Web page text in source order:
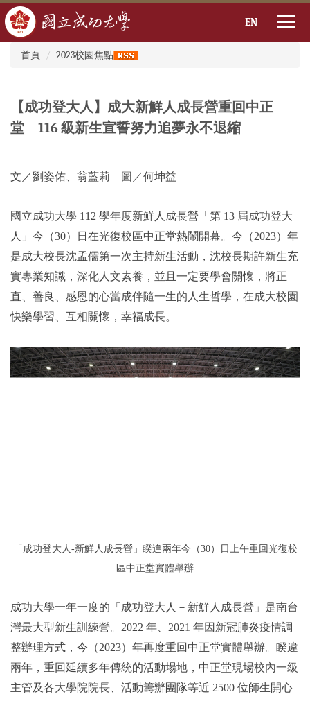
容
區
EN
:::
首頁
2023校園焦點
【成功登大人】成大新鮮人成長營重回中正
堂 116 級新生宣誓努力追夢永不退縮
文／劉姿佑、翁藍莉 圖／何坤益
國立成功大學 112 學年度新鮮人成長營「第 13 屆成功登大
人」今（30）日在光復校區中正堂熱鬧開幕。今（2023）年
是成大校長沈孟儒第一次主持新生活動，沈校長期許新生充
實專業知識，深化人文素養，並且一定要學會關懷，將正
直、善良、感恩的心當成伴隨一生的人生哲學，在成大校園
快樂學習、互相關懷，幸福成長。
「成功登大人-新鮮人成長營」睽違兩年今（30）日上午重回光復校
區中正堂實體舉辦
成功大學一年一度的「成功登大人－新鮮人成長營」是南台
灣最大型新生訓練營。2022 年、2021 年因新冠肺炎疫情調
整辦理方式，今（2023）年再度重回中正堂實體舉辦。睽違
兩年，重回延續多年傳統的活動場地，中正堂現場校內一級
主管及各大學院院長、活動籌辦團隊等近 2500 位師生開心